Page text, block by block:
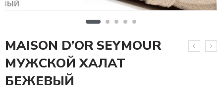
MAISON D’OR SEYMOUR
МУЖСКОЙ ХАЛАТ
БЕЖЕВЫЙ
12,480₽ 9,984